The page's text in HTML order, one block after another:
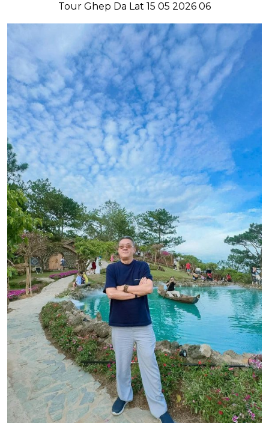
Tour Ghep Da Lat 15 05 2026 06